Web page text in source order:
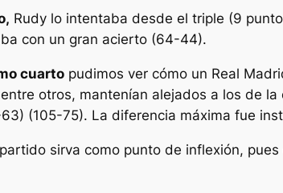
Rudy lo intentaba desde el triple (9
con un gran acierto (64-44).
cuarto pudimos ver cómo un Real
otros, mantenían alejados a los de
(105-75). La diferencia máxima fue
sirva como punto de inflexión,